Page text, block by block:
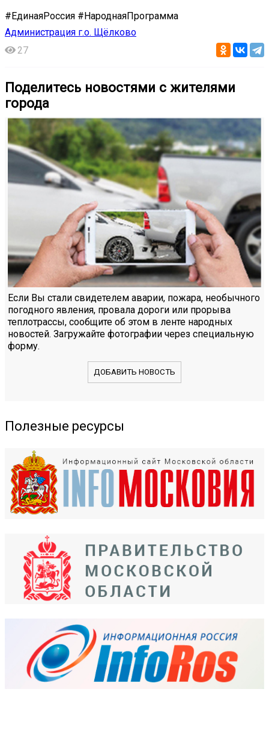
#ЕдинаяРоссия #НароднаяПрограмма
Администрация г.о. Щёлково
27
Поделитесь новостями с жителями
города
Если Вы стали свидетелем аварии, пожара, необычного
погодного явления, провала дороги или прорыва
теплотрассы, сообщите об этом в ленте народных
новостей. Загружайте фотографии через специальную
форму.
ДОБАВИТЬ НОВОСТЬ
Полезные ресурсы